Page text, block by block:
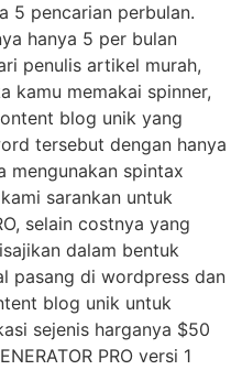
5 pencarian perbulan.
hanya 5 per bulan
penulis artikel murah,
kamu memakai spinner,
blog unik yang
tersebut dengan hanya
mengunakan spintax
sarankan untuk
selain costnya yang
dalam bentuk
pasang di wordpress dan
blog unik untuk
sejenis harganya $50
PRO versi 1